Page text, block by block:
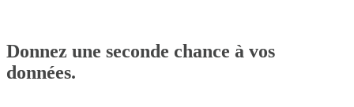
Donnez une seconde chance à vos
données.